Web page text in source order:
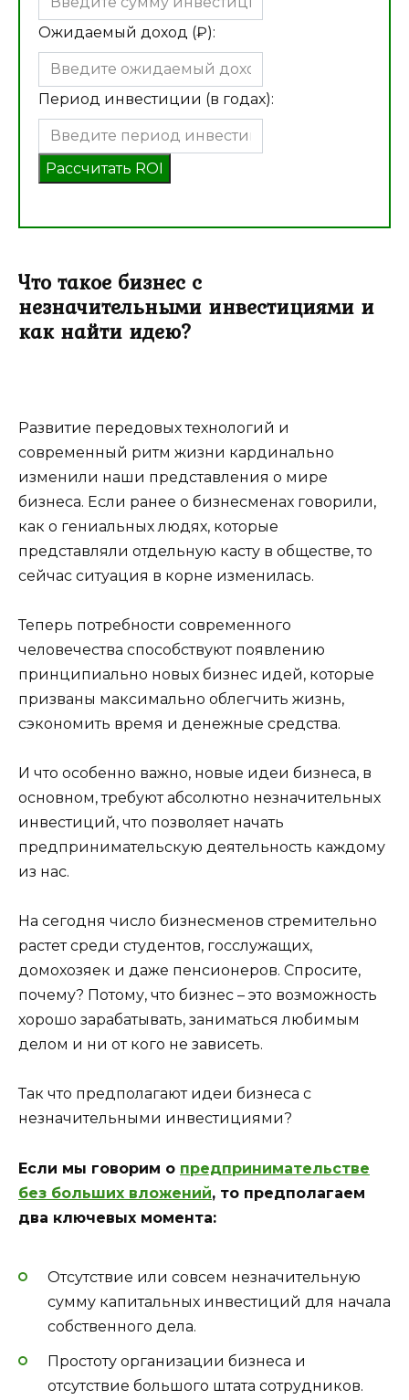
Ожидаемый доход (₽):
Период инвестиции (в годах):
Рассчитать ROI
Что такое бизнес с
незначительными инвестициями и
как найти идею?
Развитие передовых технологий и
современный ритм жизни кардинально
изменили наши представления о мире
бизнеса. Если ранее о бизнесменах говорили,
как о гениальных людях, которые
представляли отдельную касту в обществе, то
сейчас ситуация в корне изменилась.
Теперь потребности современного
человечества способствуют появлению
принципиально новых бизнес идей, которые
призваны максимально облегчить жизнь,
сэкономить время и денежные средства.
И что особенно важно, новые идеи бизнеса, в
основном, требуют абсолютно незначительных
инвестиций, что позволяет начать
предпринимательскую деятельность каждому
из нас.
На сегодня число бизнесменов стремительно
растет среди студентов, госслужащих,
домохозяек и даже пенсионеров. Спросите,
почему? Потому, что бизнес – это возможность
хорошо зарабатывать, заниматься любимым
делом и ни от кого не зависеть.
Так что предполагают идеи бизнеса с
незначительными инвестициями?
Если мы говорим о предпринимательстве
без больших вложений, то предполагаем
два ключевых момента:
Отсутствие или совсем незначительную
сумму капитальных инвестиций для начала
собственного дела.
Простоту организации бизнеса и
отсутствие большого штата сотрудников.